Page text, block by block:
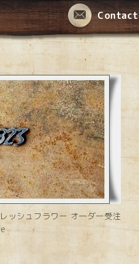
Contact
ッシュフラワー オーダー受注